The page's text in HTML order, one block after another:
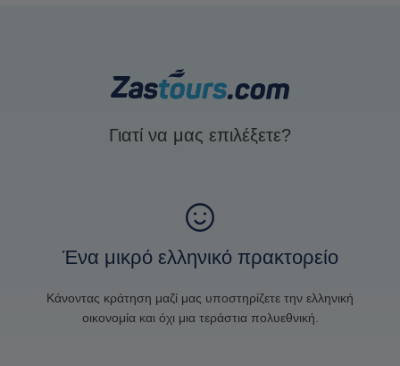
Γιατί να μας επιλέξετε?
Ένα μικρό ελληνικό πρακτορείο
Κάνοντας κράτηση μαζί μας υποστηρίζετε την ελληνική
οικονομία και όχι μια τεράστια πολυεθνική.